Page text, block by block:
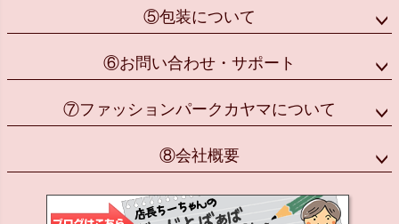
⑤包装について
⑥お問い合わせ・サポート
⑦ファッションパークカヤマについて
⑧会社概要